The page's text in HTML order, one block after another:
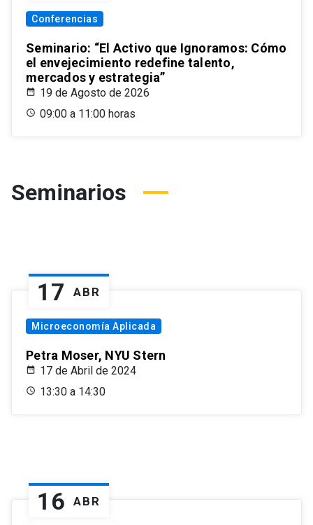
Conferencias
Seminario: “El Activo que Ignoramos: Cómo
el envejecimiento redefine talento,
mercados y estrategia”
19 de Agosto de 2026
09:00 a 11:00 horas
Seminarios
17 ABR
Microeconomía Aplicada
Petra Moser, NYU Stern
17 de Abril de 2024
13:30 a 14:30
16 ABR